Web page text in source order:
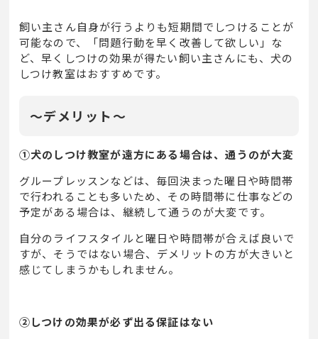
飼い主さん自身が行うよりも短期間でしつけることが
可能なので、「問題行動を早く改善して欲しい」な
ど、早くしつけの効果が得たい飼い主さんにも、犬の
しつけ教室はおすすめです。
～デメリット～
①犬のしつけ教室が遠方にある場合は、通うのが大変
グループレッスンなどは、毎回決まった曜日や時間帯
で行われることも多いため、その時間帯に仕事などの
予定がある場合は、継続して通うのが大変です。
自分のライフスタイルと曜日や時間帯が合えば良いで
すが、そうではない場合、デメリットの方が大きいと
感じてしまうかもしれません。
②しつけの効果が必ず出る保証はない